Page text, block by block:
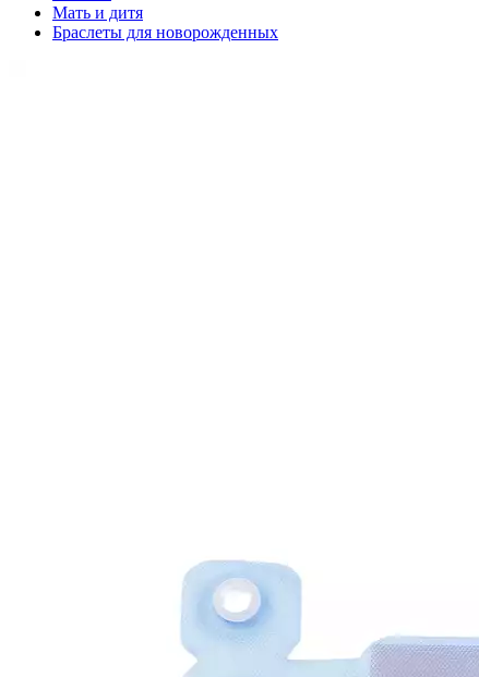
Мать и дитя
Браслеты для новорожденных